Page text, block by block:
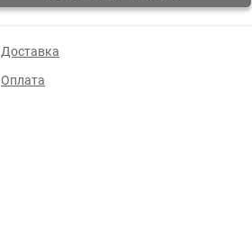
Доставка
Оплата